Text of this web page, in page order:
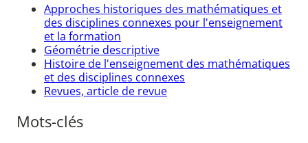
Approches historiques des mathématiques et
des disciplines connexes pour l'enseignement
et la formation
Géométrie descriptive
Histoire de l'enseignement des mathématiques
et des disciplines connexes
Revues, article de revue
Mots-clés